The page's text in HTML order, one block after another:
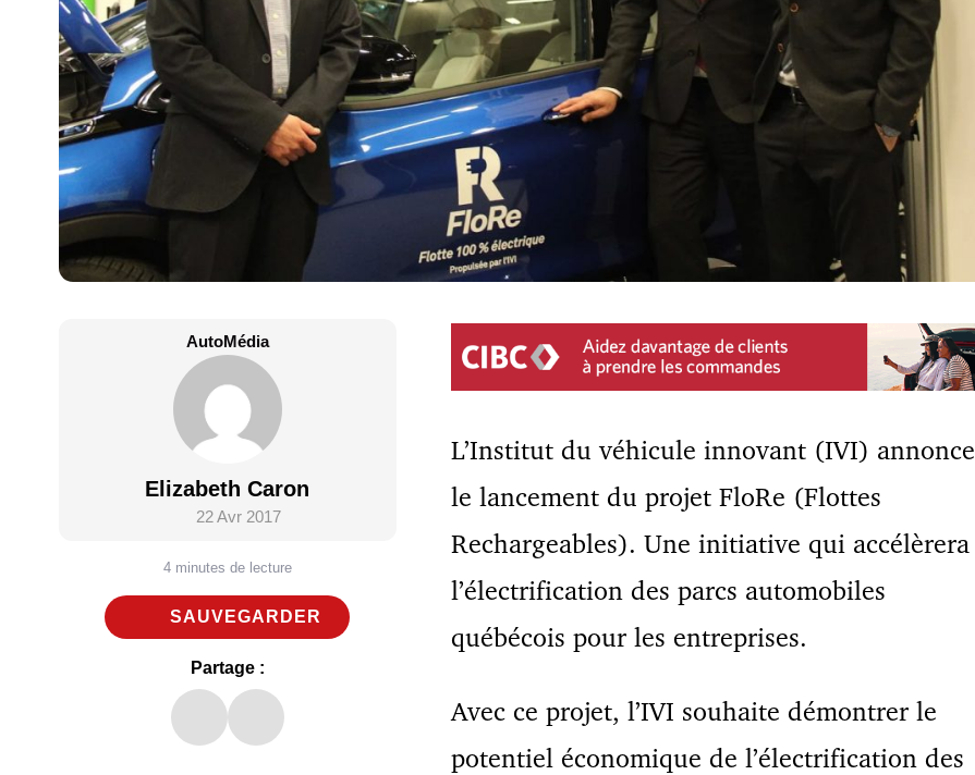
AutoMédia
Elizabeth Caron
22 Avr 2017
4 minutes de lecture
SAUVEGARDER
Partage :
L’Institut du véhicule innovant (IVI) annonce
le lancement du projet FloRe (Flottes
Rechargeables). Une initiative qui accélèrera
l’électrification des parcs automobiles
québécois pour les entreprises.
Avec ce projet, l’IVI souhaite démontrer le
potentiel économique de l’électrification des